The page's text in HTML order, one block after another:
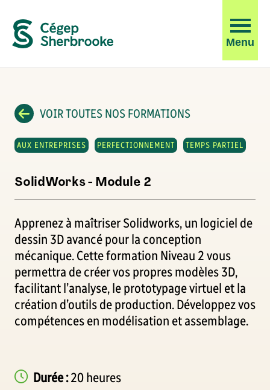
la
Menu
VOIR TOUTES NOS FORMATIONS
AUX ENTREPRISES PERFECTIONNEMENT TEMPS PARTIEL
SolidWorks - Module 2
Apprenez à maîtriser Solidworks, un logiciel de
dessin 3D avancé pour la conception
mécanique. Cette formation Niveau 2 vous
permettra de créer vos propres modèles 3D,
facilitant l’analyse, le prototypage virtuel et la
création d’outils de production. Développez vos
compétences en modélisation et assemblage.
Durée :20 heures